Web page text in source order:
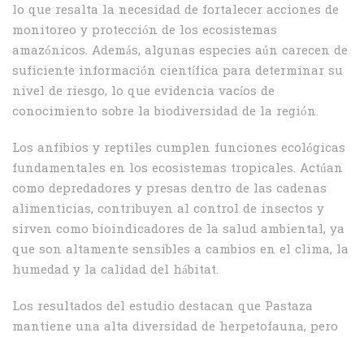
lo que resalta la necesidad de fortalecer acciones de
monitoreo y protección de los ecosistemas
amazónicos. Además, algunas especies aún carecen de
suficiente información científica para determinar su
nivel de riesgo, lo que evidencia vacíos de
conocimiento sobre la biodiversidad de la región.
Los anfibios y reptiles cumplen funciones ecológicas
fundamentales en los ecosistemas tropicales. Actúan
como depredadores y presas dentro de las cadenas
alimenticias, contribuyen al control de insectos y
sirven como bioindicadores de la salud ambiental, ya
que son altamente sensibles a cambios en el clima, la
humedad y la calidad del hábitat.
Los resultados del estudio destacan que Pastaza
mantiene una alta diversidad de herpetofauna, pero